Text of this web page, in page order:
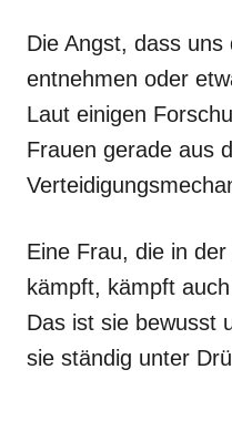
Die Angst, dass uns
entnehmen oder
Laut einigen
Frauen gerade aus
Eine Frau, die in
kämpft, kämpft
Das ist sie bewusst
sie ständig unter